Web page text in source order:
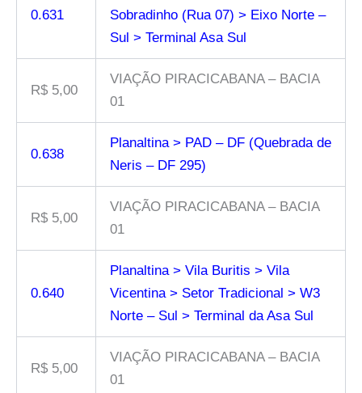
0.631
Sobradinho (Rua 07) > Eixo Norte –
Sul > Terminal Asa Sul
R$ 5,00
VIAÇÃO PIRACICABANA – BACIA
01
0.638
Planaltina > PAD – DF (Quebrada de
Neris – DF 295)
R$ 5,00
VIAÇÃO PIRACICABANA – BACIA
01
0.640
Planaltina > Vila Buritis > Vila
Vicentina > Setor Tradicional > W3
Norte – Sul > Terminal da Asa Sul
R$ 5,00
VIAÇÃO PIRACICABANA – BACIA
01